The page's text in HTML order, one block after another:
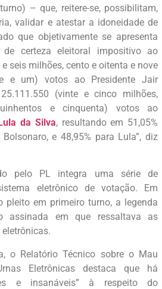
– que, reitere-se, possibilitam,
validar e atestar a idoneidade de
que objetivamente se apresenta
de certeza eleitoral impositivo ao
seis milhões, cento e oitenta e nove
e um) votos ao Presidente Jair
(vinte e cinco milhões,
e cinquenta) votos ao
da Silva, resultando em 51,05%
e 48,95% para Lula”, diz
pelo PL integra uma série de
eletrônico de votação. Em
pleito em primeiro turno, a legenda
assinada em que ressaltava as
o Relatório Técnico sobre o Mau
Eletrônicas destaca que há
e insanáveis” à respeito do